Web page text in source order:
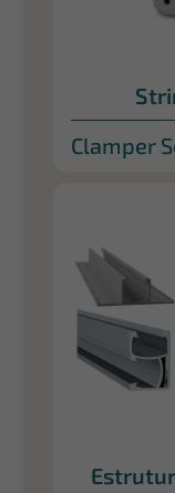
Clamper